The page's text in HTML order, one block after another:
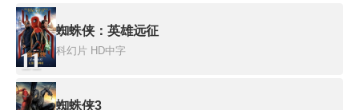
11
蜘蛛侠：英雄远征
科幻片 HD中字
蜘蛛侠3